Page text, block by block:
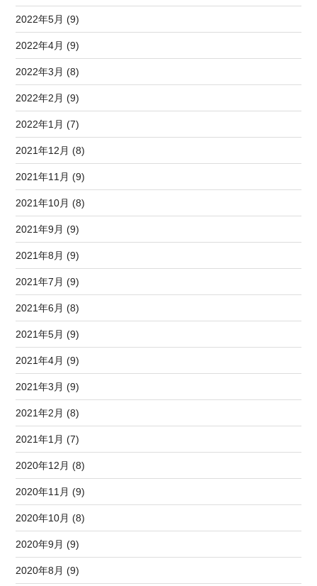
2022年5月 (9)
2022年4月 (9)
2022年3月 (8)
2022年2月 (9)
2022年1月 (7)
2021年12月 (8)
2021年11月 (9)
2021年10月 (8)
2021年9月 (9)
2021年8月 (9)
2021年7月 (9)
2021年6月 (8)
2021年5月 (9)
2021年4月 (9)
2021年3月 (9)
2021年2月 (8)
2021年1月 (7)
2020年12月 (8)
2020年11月 (9)
2020年10月 (8)
2020年9月 (9)
2020年8月 (9)